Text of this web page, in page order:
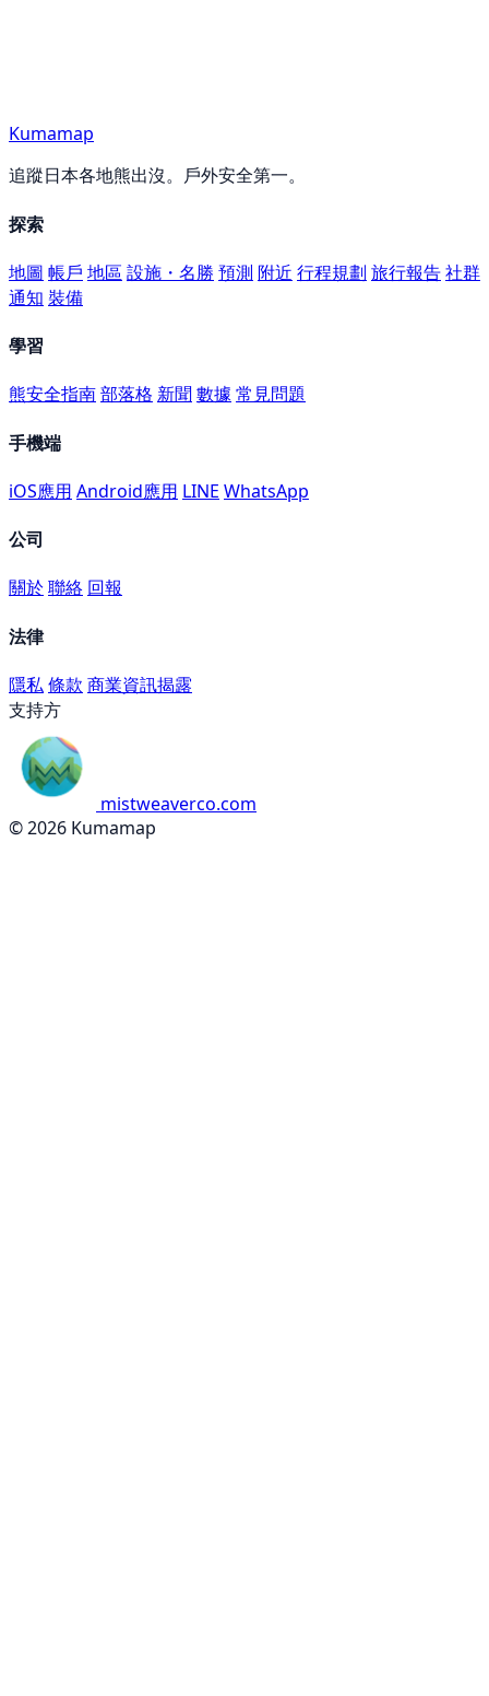
Kumamap
追蹤日本各地熊出沒。戶外安全第一。
探索
地圖 帳戶 地區 設施・名勝 預測 附近 行程規劃 旅行報告社群
通知 裝備
學習
熊安全指南部落格 新聞數據 常見問題
手機端
iOS應用 Android應用 LINE WhatsApp
公司
關於聯絡 回報
法律
隱私條款 商業資訊揭露
支持方
mistweaverco.com
© 2026 Kumamap